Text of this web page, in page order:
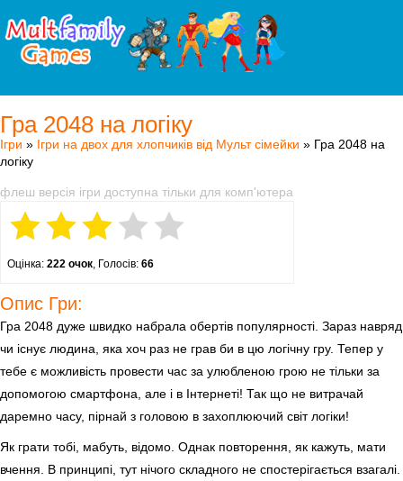
Гра 2048 на логіку
Ігри » Ігри на двох для хлопчиків від Мульт сімейки » Гра 2048 на
логіку
флеш версія ігри доступна тільки для комп'ютера
Оцінка: 222 очок, Голосів: 66
Опис Гри:
Гра 2048 дуже швидко набрала обертів популярності. Зараз навряд
чи існує людина, яка хоч раз не грав би в цю логічну гру. Тепер у
тебе є можливість провести час за улюбленою грою не тільки за
допомогою смартфона, але і в Інтернеті! Так що не витрачай
даремно часу, пірнай з головою в захоплюючий світ логіки!
Як грати тобі, мабуть, відомо. Однак повторення, як кажуть, мати
вчення. В принципі, тут нічого складного не спостерігається взагалі.